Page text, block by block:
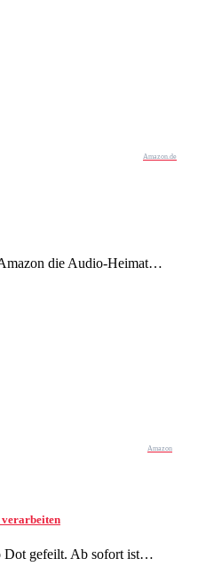
Amazon.de
die Audio-Heimat…
Amazon
verarbeiten
Dot gefeilt. Ab sofort ist…